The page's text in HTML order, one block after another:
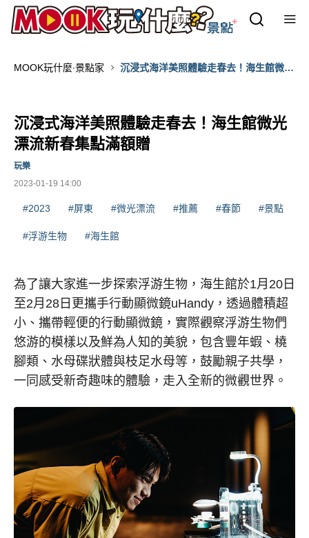
MOOK玩什麼‧景點家
沉浸式海洋美照體驗走春去！海生館微光
沉浸式海洋美照體驗走春去！海生館微光
漂流新春集點滿額贈
2023-01-19 14:00
玩樂
#2023 #屏東 #微光漂流 #推薦 #春節 #景點
#浮游生物 #海生館
為了讓大家進一步探索浮游生物，海生館於1月20日
至2月28日更攜手行動顯微鏡uHandy，透過體積超
小、攜帶輕便的行動顯微鏡，實際觀察浮游生物們
悠游的模樣以及鮮為人知的美貌，包含豐年蝦、橈
腳類、水母碟狀體與枝足水母等，鼓勵親子共學，
一同感受新奇趣味的體驗，走入全新的微觀世界。